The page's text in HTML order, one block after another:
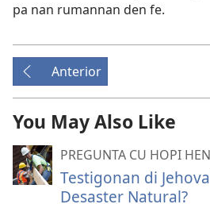
pa nan rumannan den fe.
Anterior
You May Also Like
PREGUNTA CU HOPI
Testigonan di
Desaster Natural?